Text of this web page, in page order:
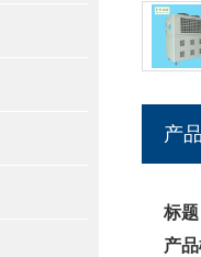
产
标
产